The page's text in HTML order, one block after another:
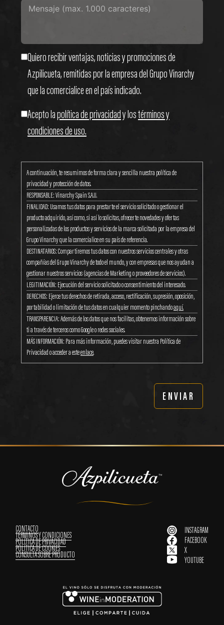
Quiero recibir ventajas, noticias y promociones de
Azpilicueta, remitidas por la empresa del Grupo Vinarchy
que la comercialice en el país indicado.
Acepto lapolítica de privacidady lostérminos y
condiciones de uso.
A continuación, te resumimos de forma clara y sencilla nuestra política de
privacidad y protección de datos.
RESPONSABLE: Vinarchy Spain S.A.U.
FINALIDAD: Usamos tus datos para prestarte el servicio solicitado o gestionar el
producto adquirido, así como, si así lo solicitas, ofrecerte novedades y ofertas
personalizadas de los productos y servicios de la marca solicitada por la empresa del
Grupo Vinarchy que la comercialice en su país de referencia.
DESTINATARIOS: Compartiremos tus datos con nuestros servicios centrales y otras
compañías del Grupo Vinarchy de todo el mundo, y con empresas que nos ayudan a
gestionar nuestros servicios (agencias de Marketing o proveedores de servicios).
LEGITIMACIÓN: Ejecución del servicio solicitado o consentimiento del interesado.
DERECHOS: Ejerce tus derechos de retirada, acceso, rectificación, supresión, oposición,
portabilidad o limitación de tus datos en cualquier momento pinchandoaquí.
TRANSPARENCIA: Además de los datos que nos facilitas, obtenemos información sobre
ti a través de terceros como Google o redes sociales.
MÁS INFORMACIÓN: Para más información, puedes visitar nuestra Política de
Privacidad o acceder a esteenlace.
ENVIAR
CONTACTO
TÉRMINOS Y CONDICIONES
POLÍTICA DE PRIVACIDAD
POLÍTICA DE COOKIES
CONSULTA SOBRE PRODUCTO
InstagramINSTAGRAM
FacebookFACEBOOK
x X
YoutubeYOUTUBE